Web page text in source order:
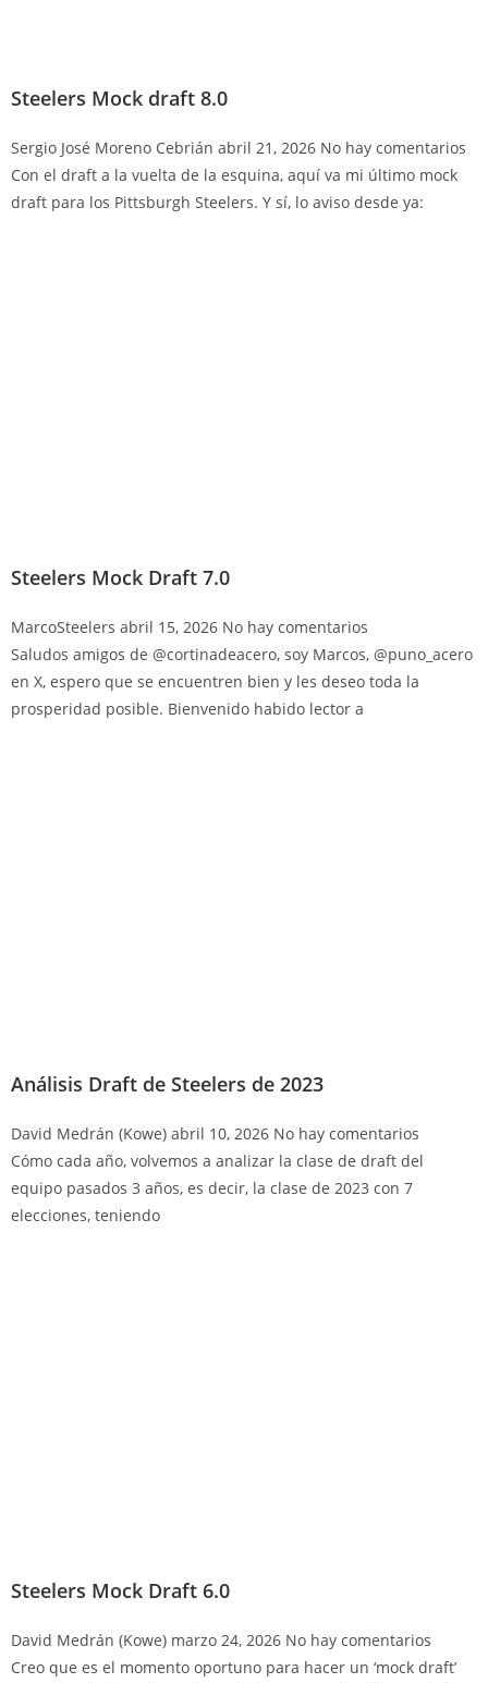
Steelers Mock draft 8.0
Sergio José Moreno Cebrián abril 21, 2026 No hay comentarios
Con el draft a la vuelta de la esquina, aquí va mi último mock
draft para los Pittsburgh Steelers. Y sí, lo aviso desde ya:
Steelers Mock Draft 7.0
MarcoSteelers abril 15, 2026 No hay comentarios
Saludos amigos de @cortinadeacero, soy Marcos, @puno_acero
en X, espero que se encuentren bien y les deseo toda la
prosperidad posible. Bienvenido habido lector a
Análisis Draft de Steelers de 2023
David Medrán (Kowe) abril 10, 2026 No hay comentarios
Cómo cada año, volvemos a analizar la clase de draft del
equipo pasados 3 años, es decir, la clase de 2023 con 7
elecciones, teniendo
Steelers Mock Draft 6.0
David Medrán (Kowe) marzo 24, 2026 No hay comentarios
Creo que es el momento oportuno para hacer un ‘mock draft’